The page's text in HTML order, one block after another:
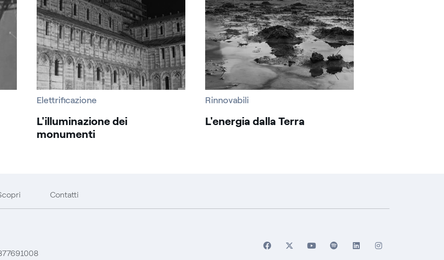
Elettrificazione
L'illuminazione dei
monumenti
Rinnovabili
L'energia dalla Terra
Contatti